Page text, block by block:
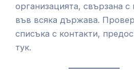
организацията, свързана с
във всяка държава.
списъка с контакти,
тук.